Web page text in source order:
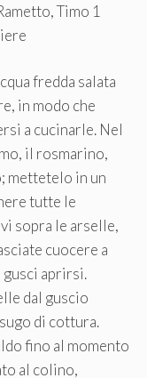
Timo 1
fredda salata
in modo che
a cucinarle. Nel
il rosmarino,
mettetelo in un
tutte le
sopra le arselle,
cuocere a
aprirsi.
dal guscio
di cottura.
fino al momento
al colino,